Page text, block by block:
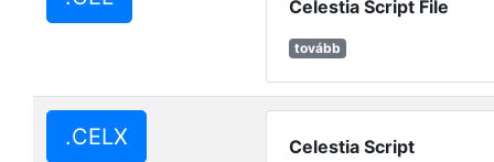
Celestia Script File
tovább
.CELX Celestia Script